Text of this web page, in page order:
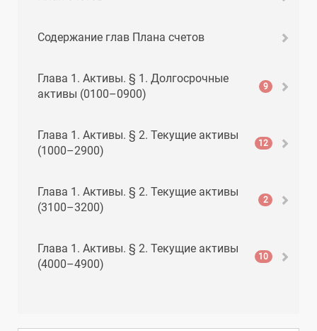
Содержание глав Плана счетов
Глава 1. Активы. § 1. Долгосрочные
активы (0100–0900)
9
Глава 1. Активы. § 2. Текущие активы
(1000–2900)
12
Глава 1. Активы. § 2. Текущие активы
(3100–3200)
2
Глава 1. Активы. § 2. Текущие активы
(4000–4900)
10